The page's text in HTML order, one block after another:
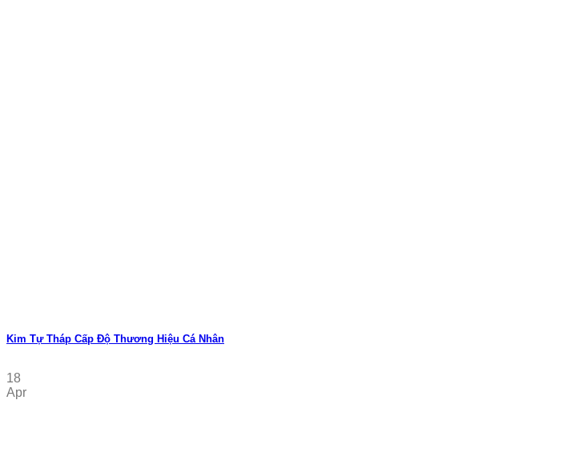
Kim Tự Tháp Cấp Độ Thương Hiệu Cá Nhân
18
Apr